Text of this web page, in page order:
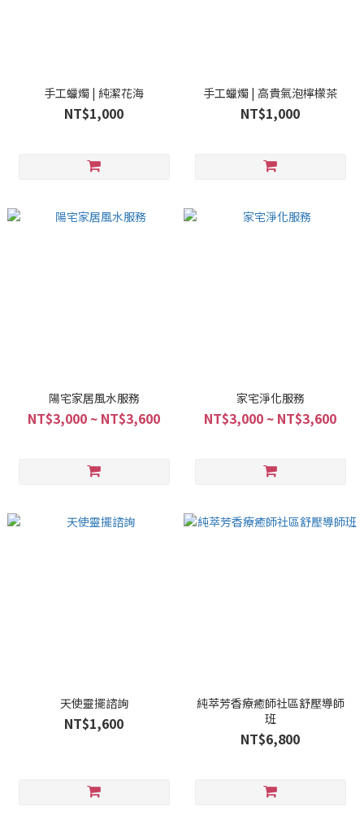
手工蠟燭 | 純潔花海
NT$1,000
手工蠟燭 | 高貴氣泡檸檬茶
NT$1,000
陽宅家居風水服務
NT$3,000 ~ NT$3,600
家宅淨化服務
NT$3,000 ~ NT$3,600
天使靈擺諮詢
NT$1,600
純萃芳香療癒師社區舒壓導師
班
NT$6,800